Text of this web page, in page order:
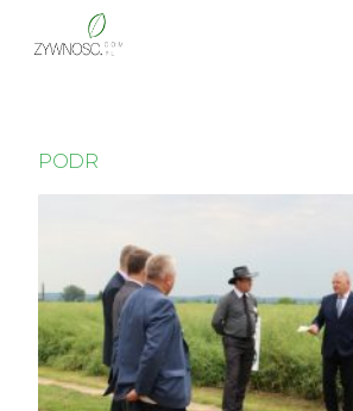
PODR